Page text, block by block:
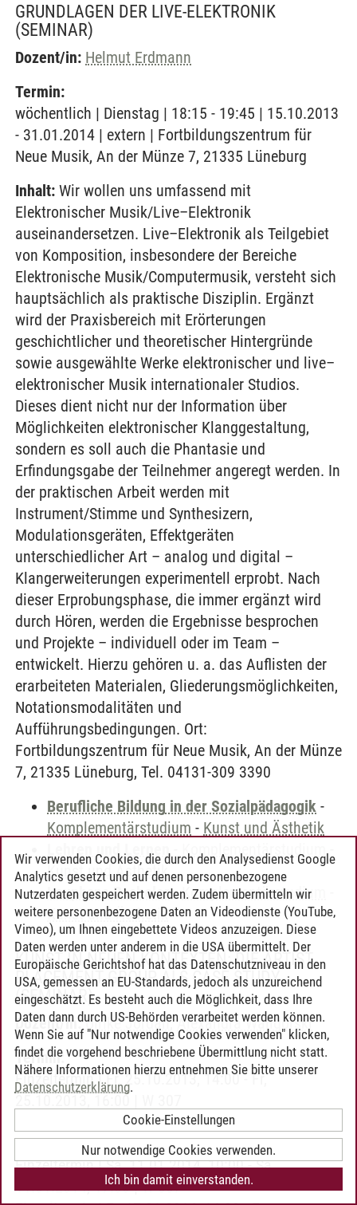
GRUNDLAGEN DER LIVE-ELEKTRONIK
(SEMINAR)
Dozent/in: Helmut Erdmann
Termin:
wöchentlich | Dienstag | 18:15 - 19:45 | 15.10.2013
- 31.01.2014 | extern | Fortbildungszentrum für
Neue Musik, An der Münze 7, 21335 Lüneburg
Inhalt: Wir wollen uns umfassend mit
Elektronischer Musik/Live–Elektronik
auseinandersetzen. Live–Elektronik als Teilgebiet
von Komposition, insbesondere der Bereiche
Elektronische Musik/Computermusik, versteht sich
hauptsächlich als praktische Disziplin. Ergänzt
wird der Praxisbereich mit Erörterungen
geschichtlicher und theoretischer Hintergründe
sowie ausgewählte Werke elektronischer und live–
elektronischer Musik internationaler Studios.
Dieses dient nicht nur der Information über
Möglichkeiten elektronischer Klanggestaltung,
sondern es soll auch die Phantasie und
Erfindungsgabe der Teilnehmer angeregt werden. In
der praktischen Arbeit werden mit
Instrument/Stimme und Synthesizern,
Modulationsgeräten, Effektgeräten
unterschiedlicher Art – analog und digital –
Klangerweiterungen experimentell erprobt. Nach
dieser Erprobungsphase, die immer ergänzt wird
durch Hören, werden die Ergebnisse besprochen
und Projekte – individuell oder im Team –
entwickelt. Hierzu gehören u. a. das Auflisten der
erarbeiteten Materialen, Gliederungsmöglichkeiten,
Notationsmodalitäten und
Aufführungsbedingungen. Ort:
Fortbildungszentrum für Neue Musik, An der Münze
7, 21335 Lüneburg, Tel. 04131-309 3390
Berufliche Bildung in der Sozialpädagogik -
Komplementärstudium - Kunst und Ästhetik
Lehren und Lernen- Komplementärstudium -
Kunst und Ästhetik
Leuphana Bachelor-Komplementärstudium
Kunst und Ästhetik
KUNST IN NEUEN KONTEXTEN: DIE ARTIST
PLACEMENT GROUP ALS CASE STUDY
(SEMINAR)
Dozent/in: Ulrike Jordan,Alexandra Waligorski
Termin:
Einzeltermin | Fr, 25.10.2013, 14:00 - Fr,
25.10.2013, 16:00 | W 307
Einzeltermin | Fr, 10.01.2014, 14:00 - Fr,
10.01.2014, 20:00 | W 307
Einzeltermin | Sa, 11.01.2014, 10:00 - Sa,
11.01.2014, 17:00 | W 307
Wir verwenden Cookies, die durch den Analysedienst Google
Analytics gesetzt und auf denen personenbezogene
Nutzerdaten gespeichert werden. Zudem übermitteln wir
weitere personenbezogene Daten an Videodienste (YouTube,
Vimeo), um Ihnen eingebettete Videos anzuzeigen. Diese
Daten werden unter anderem in die USA übermittelt. Der
Europäische Gerichtshof hat das Datenschutzniveau in den
USA, gemessen an EU-Standards, jedoch als unzureichend
eingeschätzt. Es besteht auch die Möglichkeit, dass Ihre
Daten dann durch US-Behörden verarbeitet werden können.
Wenn Sie auf "Nur notwendige Cookies verwenden" klicken,
findet die vorgehend beschriebene Übermittlung nicht statt.
Nähere Informationen hierzu entnehmen Sie bitte unserer
Datenschutzerklärung.
Cookie-Einstellungen
Nur notwendige Cookies verwenden.
Ich bin damit einverstanden.